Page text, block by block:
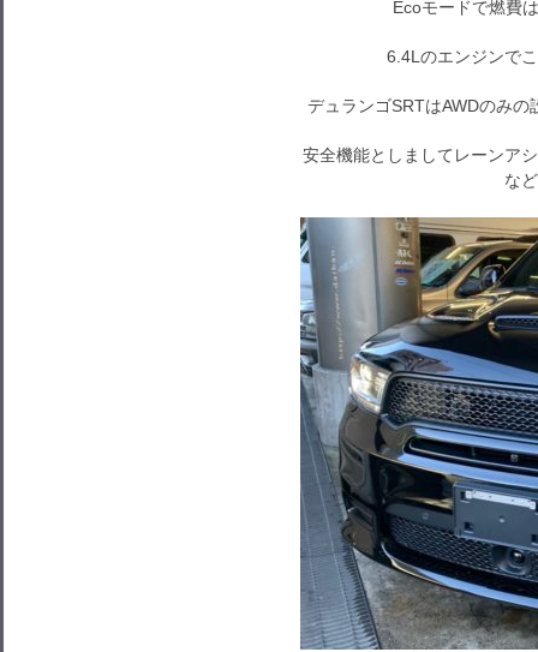
Ecoモードで燃費
6.4Lのエンジンで
デュランゴSRTはAWDのみ
安全機能としましてレーンア
な